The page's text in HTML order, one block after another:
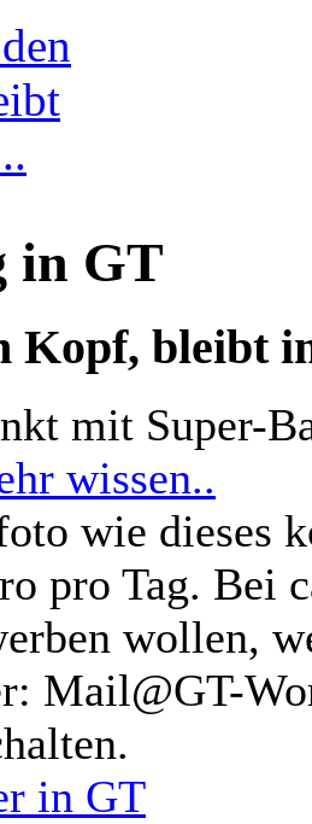
in GT
Kopf, bleibt
mit Super-
wissen..
wie dieses
pro Tag. Bei
wollen,
Mail@GT-
in GT